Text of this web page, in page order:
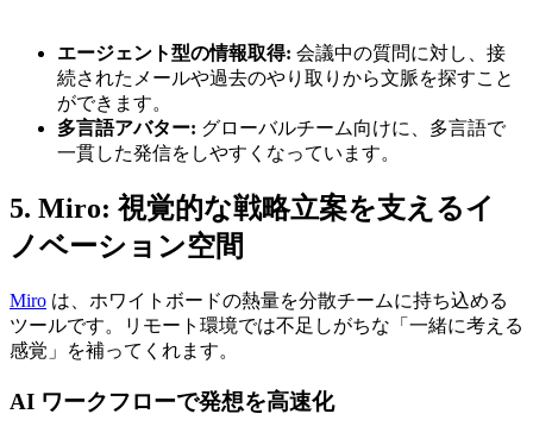
エージェント型の情報取得: 会議中の質問に対し、接
続されたメールや過去のやり取りから文脈を探すこと
ができます。
多言語アバター: グローバルチーム向けに、多言語で
一貫した発信をしやすくなっています。
5. Miro: 視覚的な戦略立案を支えるイ
ノベーション空間
Miro は、ホワイトボードの熱量を分散チームに持ち込める
ツールです。リモート環境では不足しがちな「一緒に考える
感覚」を補ってくれます。
AI ワークフローで発想を高速化